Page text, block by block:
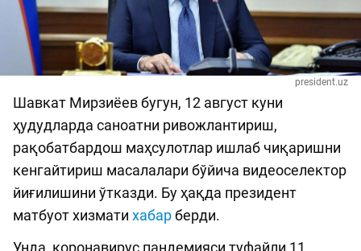
president.uz
Шавкат Мирзиёев бугун, 12 август куни
ҳудудларда саноатни ривожлантириш,
рақобатбардош маҳсулотлар ишлаб чиқаришни
кенгайтириш масалалари бўйича видеоселектор
йиғилишини ўтказди. Бу ҳақда президент
матбуот хизмати хабарберди.
Унда коронавирус пандемияси туфайли 11